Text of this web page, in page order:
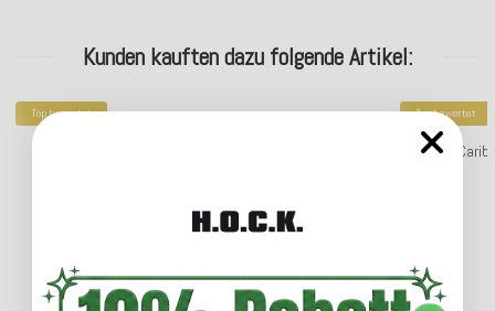
Kunden kauften dazu folgende Artikel:
Top bewertet
29,99 €
Top bewertet
H.O.C.K.